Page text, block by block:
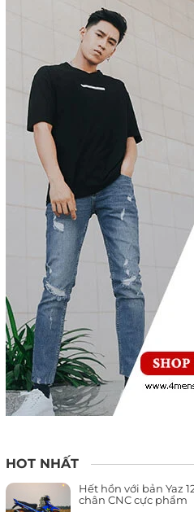
HOT NHẤT
Hết hồn với bản Yaz
chân CNC cực phẩm